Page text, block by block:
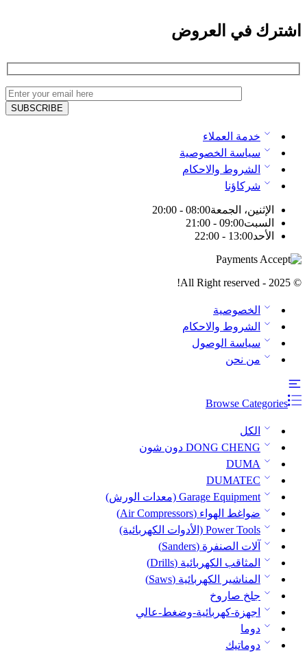
اشترك في العروض
خدمة العملاء
سياسة الخصوصية
الشروط والاحكام
شركاؤنا
الإثنين، الجمعة08:00 - 20:00
السبت09:00 - 21:00
الأحد13:00 - 22:00
© 2025 - All Right reserved!
الخصوصية
الشروط والاحكام
سياسة الوصول
من نحن
Browse Categories
الكل
DONG CHENG دون شون
DUMA
DUMATEC
Garage Equipment (معدات الورش)
ضواغط الهواء (Air Compressors)
Power Tools (الأدوات الكهربائية)
آلات الصنفرة (Sanders)
المثاقب الكهربائية (Drills)
المناشير الكهربائية (Saws)
جلخ صاروخ
اجهزة-كهربائية-وضغط-عالي
دوما
دوماتيك